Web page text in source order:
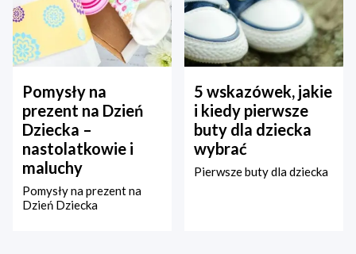
Pomysły na
prezent na Dzień
Dziecka –
nastolatkowie i
maluchy
Pomysły na prezent na
Dzień Dziecka
5 wskazówek, jakie
i kiedy pierwsze
buty dla dziecka
wybrać
Pierwsze buty dla dziecka